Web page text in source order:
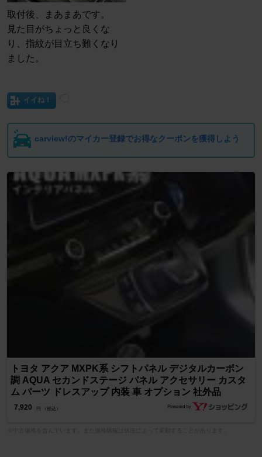
取付後、まあまあです。
見た目がちょっと良くな
り、指紋が目立ち難くなり
ました。
イイね！
carview!のマイカー登録でお得なクーポンを獲得しよう
トヨタ アクア MXPK系 シフトパネル デジタルカーボン
調 AQUA セカンドステージ パネル アクセサリー カスタ
ム パーツ ドレスアップ 内装 車 オプション 社外品
7,920 円 （税込）